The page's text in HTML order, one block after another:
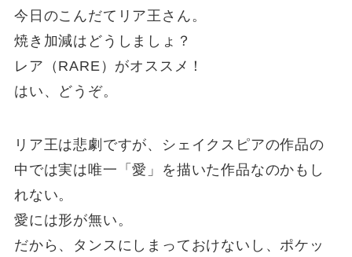
今日のこんだてリア王さん。
焼き加減はどうしましょ？
レア（RARE）がオススメ！
はい、どうぞ。
リア王は悲劇ですが、シェイクスピアの作品の
中では実は唯一「愛」を描いた作品なのかもし
れない。
愛には形が無い。
だから、タンスにしまっておけないし、ポケッ